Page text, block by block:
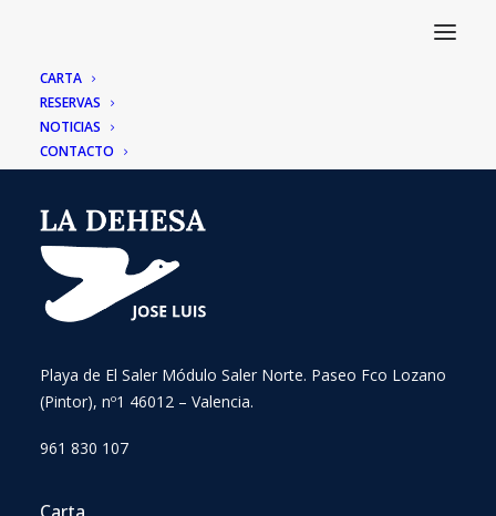
CARTA
RESERVAS
NOTICIAS
CONTACTO
Playa de El Saler Módulo Saler Norte. Paseo Fco Lozano
(Pintor), nº1 46012 – Valencia.
961 830 107